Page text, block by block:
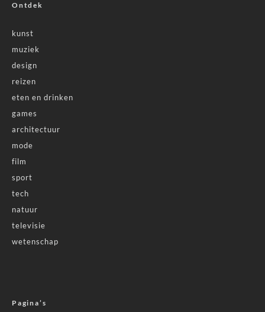
Ontdek
kunst
muziek
design
reizen
eten en drinken
games
architectuur
mode
film
sport
tech
natuur
televisie
wetenschap
Pagina’s